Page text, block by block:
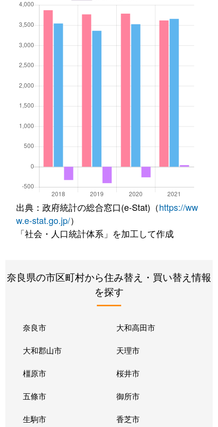
出典：政府統計の総合窓口(e-Stat)（https://ww
w.e-stat.go.jp/）
「社会・人口統計体系」を加工して作成
奈良県の市区町村から住み替え・買い替え情報
を探す
奈良市 大和高田市
大和郡山市 天理市
橿原市 桜井市
五條市 御所市
生駒市 香芝市